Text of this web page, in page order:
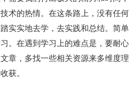
术的热情。在这条路上，没有任何
实实地去学，去实践和总结。简单
。在遇到学习上的难点是，要耐心
章，多找一些相关资源来多维度理
获。